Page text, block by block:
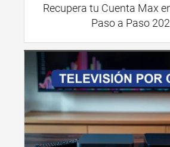
Recupera tu Cuenta Max
Paso a Paso